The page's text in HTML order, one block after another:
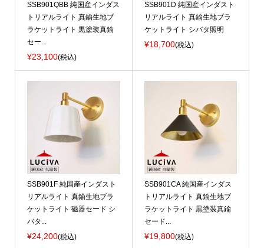
SSB901QBB 純国産インダス
トリアルライト 真鍮生地ブ
ラケットライト 黒塗装真鍮
セー...
¥23,100(税込)
SSB901D 純国産インダスト
リアルライト 真鍮生地ブラ
ケットライト シバタ照明
¥18,700(税込)
SSB901F 純国産インダスト
リアルライト 真鍮生地ブラ
ケットライト 磁器セード シ
バタ...
¥24,200(税込)
SSB901CA 純国産インダス
トリアルライト 真鍮生地ブ
ラケットライト 黒塗装真鍮
セード...
¥19,800(税込)